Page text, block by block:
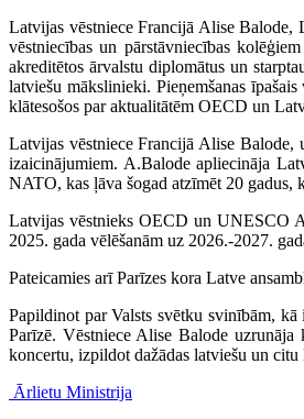
Latvijas vēstniece Francijā Alise
vēstniecības un pārstāvniecības
akreditētos ārvalstu diplomātus un
latviešu mākslinieki. Pieņemšanas
klātesošos par aktualitātēm OECD un
Latvijas vēstniece Francijā Alise Balode,
izaicinājumiem. A.Balode apliecināja
NATO, kas ļāva šogad atzīmēt 20 gadus,
Latvijas vēstnieks OECD un UNESCO
2025. gada vēlēšanām uz 2026.-2027.
Pateicamies arī Parīzes kora Latve
Papildinot par Valsts svētku svinībām,
Parīzē. Vēstniece Alise Balode
koncertu, izpildot dažādas latviešu un citu
Ārlietu Ministrija